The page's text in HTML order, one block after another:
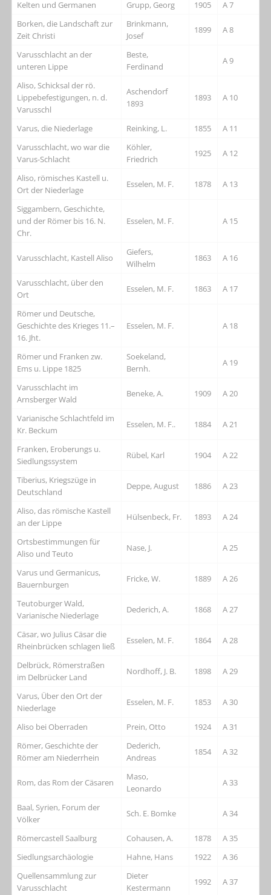
Kelten und Germanen Grupp, Georg 1905
A 7
Borken, die Landschaft zur
Zeit Christi
Brinkmann,
Josef
1899 A 8
Varusschlacht an der
unteren Lippe
Beste,
Ferdinand
A 9
Aliso, Schicksal der rö.
Lippebefestigungen, n. d.
Varusschl
Aschendorf
1893
1893 A 10
Varus, die Niederlage Reinking, L. 1855
A 11
Varusschlacht, wo war die
Varus-Schlacht
Köhler,
Friedrich
1925 A 12
Aliso, römisches Kastell u.
Ort der Niederlage
Esselen, M. F. 1878 A 13
Siggambern, Geschichte,
und der Römer bis 16. N.
Chr.
Esselen, M. F. A 15
Varusschlacht, Kastell Aliso
Giefers,
Wilhelm
1863 A 16
Varusschlacht, über den
Ort
Esselen, M. F. 1863 A 17
Römer und Deutsche,
Geschichte des Krieges 11.–
16. Jht.
Esselen, M. F. A 18
Römer und Franken zw.
Ems u. Lippe 1825
Soekeland,
Bernh.
A 19
Varusschlacht im
Arnsberger Wald
Beneke, A. 1909 A 20
Varianische Schlachtfeld im
Kr. Beckum
Esselen, M. F.. 1884 A 21
Franken, Eroberungs u.
Siedlungssystem
Rübel, Karl 1904 A 22
Tiberius, Kriegszüge in
Deutschland
Deppe, August 1886 A 23
Aliso, das römische Kastell
an der Lippe
Hülsenbeck, Fr. 1893 A 24
Ortsbestimmungen für
Aliso und Teuto
Nase, J. A 25
Varus und Germanicus,
Bauernburgen
Fricke, W. 1889 A 26
Teutoburger Wald,
Varianische Niederlage
Dederich, A. 1868 A 27
Cäsar, wo Julius Cäsar die
Rheinbrücken schlagen ließ
Esselen, M. F. 1864 A 28
Delbrück, Römerstraßen
im Delbrücker Land
Nordhoff, J. B. 1898 A 29
Varus, Über den Ort der
Niederlage
Esselen, M. F. 1853 A 30
Aliso bei Oberraden Prein, Otto 1924
A 31
Römer, Geschichte der
Römer am Niederrhein
Dederich,
Andreas
1854 A 32
Rom, das Rom der Cäsaren
Maso,
Leonardo
A 33
Baal, Syrien, Forum der
Völker
Sch. E. Bomke A 34
Römercastell Saalburg Cohausen, A. 1878
A 35
Siedlungsarchäologie
Hahne, Hans 1922
A 36
Quellensammlung zur
Varusschlacht
Dieter
Kestermann
1992 A 37